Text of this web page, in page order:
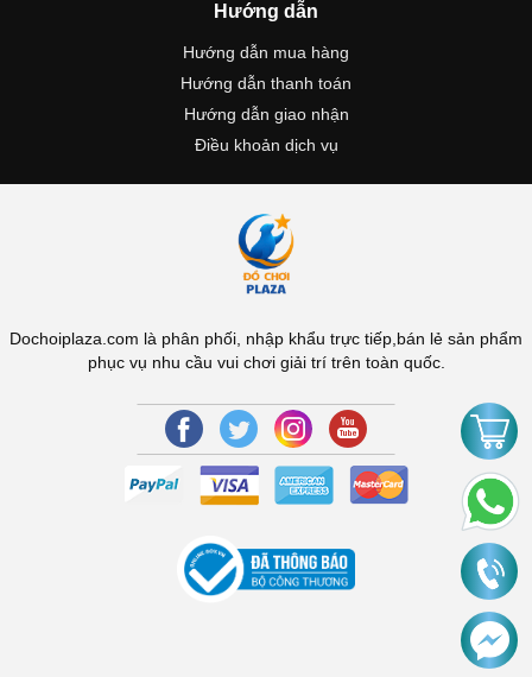
Hướng dẫn
Hướng dẫn mua hàng
Hướng dẫn thanh toán
Hướng dẫn giao nhận
Điều khoản dịch vụ
Dochoiplaza.com là phân phối, nhập khẩu trực tiếp,bán lẻ sản phẩm
phục vụ nhu cầu vui chơi giải trí trên toàn quốc.